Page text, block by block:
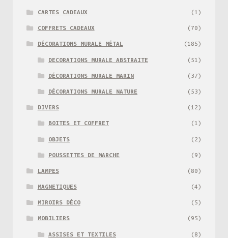
CARTES CADEAUX (1)
COFFRETS CADEAUX (70)
DÉCORATIONS MURALE MÉTAL (185)
DECORATIONS MURALE ABSTRAITE (51)
DÉCORATIONS MURALE MARIN (37)
DÉCORATIONS MURALE NATURE (53)
DIVERS (12)
BOITES ET COFFRET (1)
OBJETS (2)
POUSSETTES DE MARCHE (9)
LAMPES (80)
MAGNETIQUES (4)
MIROIRS DÉCO (5)
MOBILIERS (95)
ASSISES ET TEXTILES (8)